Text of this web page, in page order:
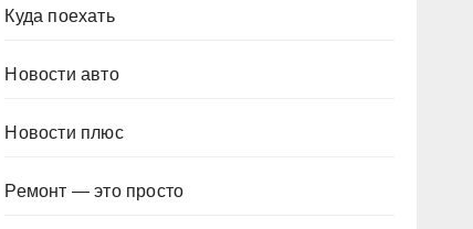
Куда поехать
Новости авто
Новости плюс
Ремонт — это просто